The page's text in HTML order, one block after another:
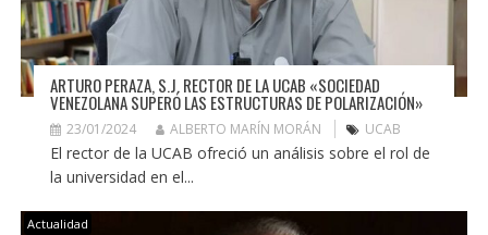
ARTURO PERAZA, S.J. RECTOR DE LA UCAB «SOCIEDAD
VENEZOLANA SUPERÓ LAS ESTRUCTURAS DE POLARIZACIÓN»
23/01/2024 ALBERTO MARÍN MORÁN UCAB
El rector de la UCAB ofreció un análisis sobre el rol de
la universidad en el...
Actualidad